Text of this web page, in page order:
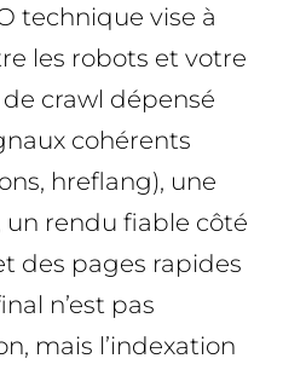
technique vise à
les robots et votre
crawl dépensé
cohérents
hreflang), une
rendu fiable côté
des pages rapides
n’est pas
mais l’indexation